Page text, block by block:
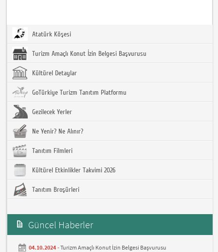
Atatürk Köşesi
Turizm Amaçlı Konut İzin Belgesi Başvurusu
Kültürel Detaylar
GoTürkiye Turizm Tanıtım Platformu
Gezilecek Yerler
Ne Yenir? Ne Alınır?
Tanıtım Filmleri
Kültürel Etkinlikler Takvimi 2026
Tanıtım Broşürleri
Güncel Haberler
04.10.2024 -Turizm Amaçlı Konut İzin Belgesi Başvurusu